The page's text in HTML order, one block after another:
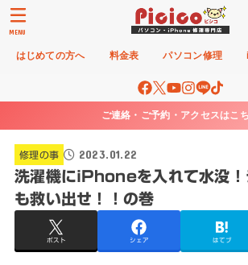
はじめての方へ 料金表 パソコン修理
MENU
ご連絡・ご予約・アクセスはこ
修理の事 2023.01.22
洗濯機にiPhoneを入れて水没！
も救い出せ！！の巻
ポスト シェア はてブ